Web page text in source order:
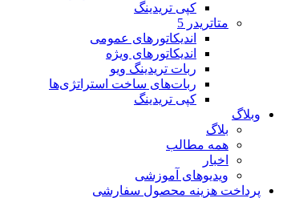
کپی تریدینگ
متاتريدر 5
اندیکاتورهای عمومی
اندیکاتورهای ویژه
ربات تریدینگ ویو
ربات‌های ساخت استراتژی‌ها
کپی تریدینگ
وبلاگ
بلاگ
همه مطالب
اخبار
ویدیوهای آموزشی
پرداخت هزینه محصول سفارشی